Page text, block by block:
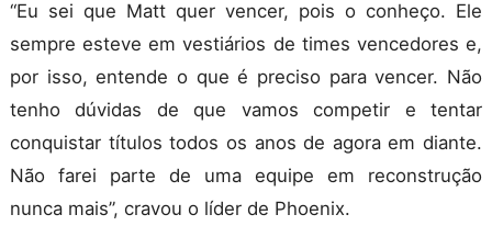
“Eu sei que Matt quer vencer, pois o conheço. Ele
sempre esteve em vestiários de times vencedores e,
por isso, entende o que é preciso para vencer. Não
tenho dúvidas de que vamos competir e tentar
conquistar títulos todos os anos de agora em diante.
Não farei parte de uma equipe em reconstrução
nunca mais”, cravou o líder de Phoenix.